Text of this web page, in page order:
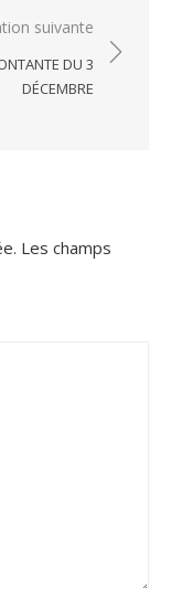
suivante
DU 3
DÉCEMBRE
Les champs